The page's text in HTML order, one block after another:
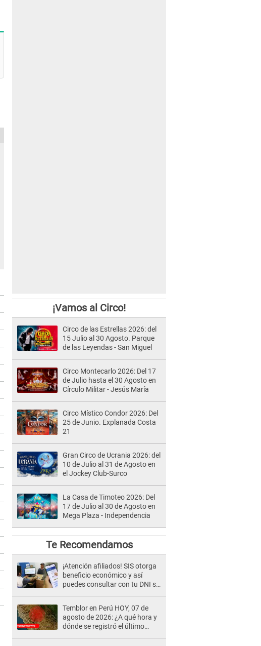
¡Vamos al Circo!
Circo de las Estrellas 2026: del
15 Julio al 30 Agosto. Parque
de las Leyendas - San Miguel
Circo Montecarlo 2026: Del 17
de Julio hasta el 30 Agosto en
Círculo Militar - Jesús María
Circo Místico Condor 2026: Del
25 de Junio. Explanada Costa
21
Gran Circo de Ucrania 2026: del
10 de Julio al 31 de Agosto en
el Jockey Club-Surco
La Casa de Timoteo 2026: Del
17 de Julio al 30 de Agosto en
Mega Plaza - Independencia
Te Recomendamos
¡Atención afiliados! SIS otorga
beneficio económico y así
puedes consultar con tu DNI si
Temblor en Perú HOY, 07 de
agosto de 2026: ¿A qué hora y
dónde se registró el último